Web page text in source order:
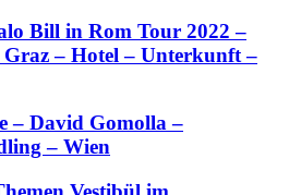
Bill in Rom Tour 2022 –
Graz – Hotel – Unterkunft –
– David Gomolla –
– Wien